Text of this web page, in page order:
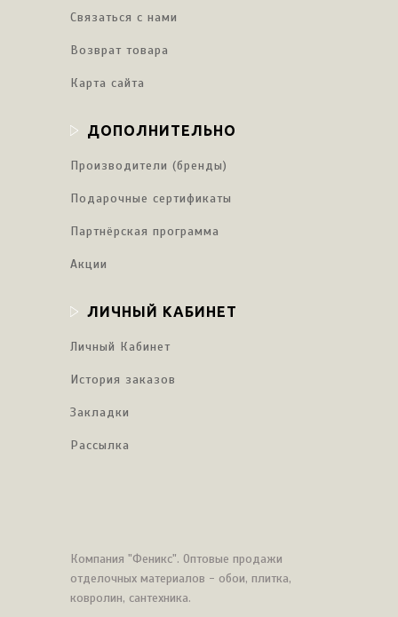
Связаться с нами
Возврат товара
Карта сайта
ДОПОЛНИТЕЛЬНО
Производители (бренды)
Подарочные сертификаты
Партнёрская программа
Акции
ЛИЧНЫЙ КАБИНЕТ
Личный Кабинет
История заказов
Закладки
Рассылка
Компания "Феникс". Оптовые продажи
отделочных материалов - обои, плитка,
ковролин, сантехника.